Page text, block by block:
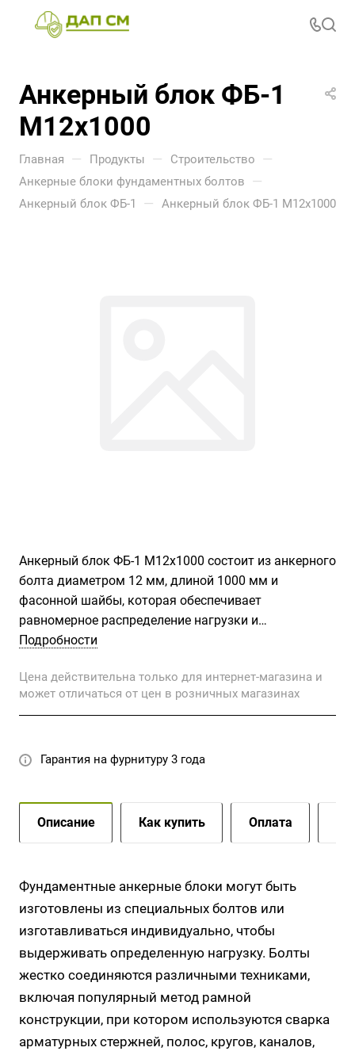
Анкерный блок ФБ-1
М12х1000
Главная — Продукты — Строительство —
Анкерные блоки фундаментных болтов —
Анкерный блок ФБ-1 — Анкерный блок ФБ-1 М12х1000
Анкерный блок ФБ-1 М12х1000 состоит из анкерного
болта диаметром 12 мм, длиной 1000 мм и
фасонной шайбы, которая обеспечивает
равномерное распределение нагрузки и
предотвращает деформацию поверхности. Он
таких как металлические профили, деревянные
конструкции, перила и ограждения. Установка блока
ФБ-1 производится путем сверления отверстия,
Подробности
Цена действительна только для интернет-магазина и
может отличаться от цен в розничных магазинах
Гарантия на фурнитуру 3 года
Описание Как купить Оплата
Фундаментные анкерные блоки могут быть
изготовлены из специальных болтов или
изготавливаться индивидуально, чтобы
выдерживать определенную нагрузку. Болты
жестко соединяются различными техниками,
включая популярный метод рамной
конструкции, при котором используются сварка
арматурных стержней, полос, кругов, каналов,